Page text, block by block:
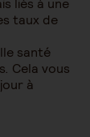
liés à une
taux de
santé
Cela vous
à